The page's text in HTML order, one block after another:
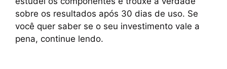
sobre os resultados após 30 dias de uso. Se
você quer saber se o seu investimento vale a
pena, continue lendo.